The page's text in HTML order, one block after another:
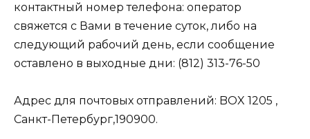
контактный номер телефона: оператор
свяжется с Вами в течение суток, либо на
следующий рабочий день, если сообщение
оставлено в выходные дни: (812) 313-76-50
Адрес для почтовых отправлений: BOX 1205 ,
Санкт-Петербург,190900.